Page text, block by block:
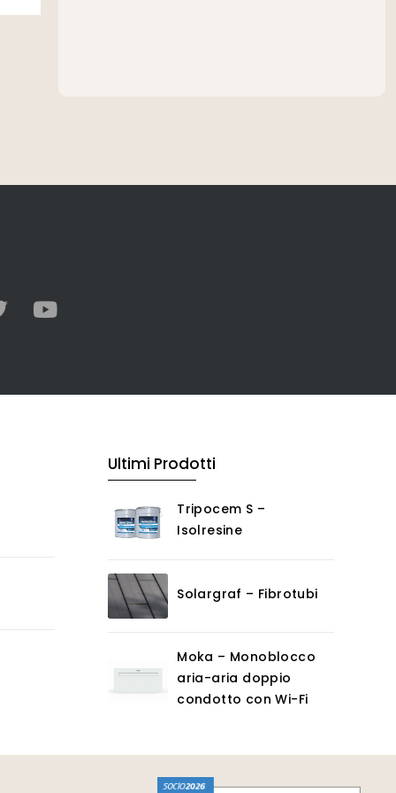
Ultimi Prodotti
Tripocem S –
Isolresine
Solargraf – Fibrotubi
Moka – Monoblocco
aria-aria doppio
condotto con Wi-Fi